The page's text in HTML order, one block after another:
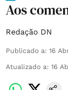
Aos
Redação DN
Publicado a: 16
Atualizado a: 16